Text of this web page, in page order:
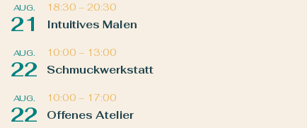
AUG.
21
18:30 – 20:30
Intuitives Malen
AUG.
22
10:00 – 13:00
Schmuckwerkstatt
AUG.
22
10:00 – 17:00
Offenes Atelier